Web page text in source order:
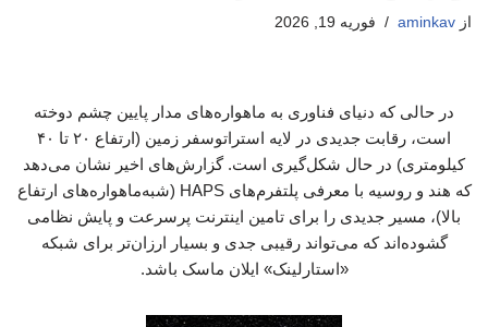
از aminkav فوریه 19, 2026
در حالی که دنیای فناوری به ماهواره‌های مدار پایین چشم دوخته
است، رقابت جدیدی در لایه استراتوسفر زمین (ارتفاع ۲۰ تا ۴۰
کیلومتری) در حال شکل‌گیری است. گزارش‌های اخیر نشان می‌دهد
که هند و روسیه با معرفی پلتفرم‌های HAPS (شبه‌ماهواره‌های ارتفاع
بالا)، مسیر جدیدی را برای تامین اینترنت پرسرعت و پایش نظامی
گشوده‌اند که می‌تواند رقیبی جدی و بسیار ارزان‌تر برای شبکه
«استارلینک» ایلان ماسک باشد.